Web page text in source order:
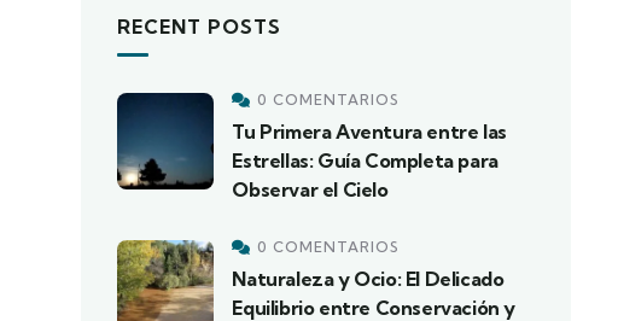
RECENT POSTS
0 COMENTARIOS
Tu Primera Aventura entre las
Estrellas: Guía Completa para
Observar el Cielo
0 COMENTARIOS
Naturaleza y Ocio: El Delicado
Equilibrio entre Conservación y